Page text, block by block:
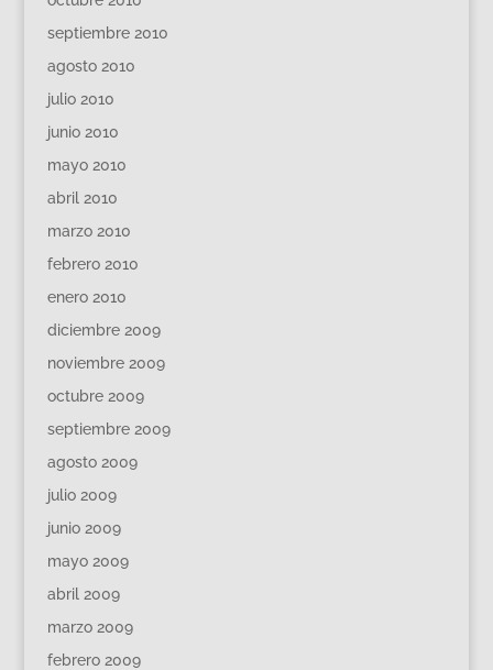
septiembre 2010
agosto 2010
julio 2010
junio 2010
mayo 2010
abril 2010
marzo 2010
febrero 2010
enero 2010
diciembre 2009
noviembre 2009
octubre 2009
septiembre 2009
agosto 2009
julio 2009
junio 2009
mayo 2009
abril 2009
marzo 2009
febrero 2009